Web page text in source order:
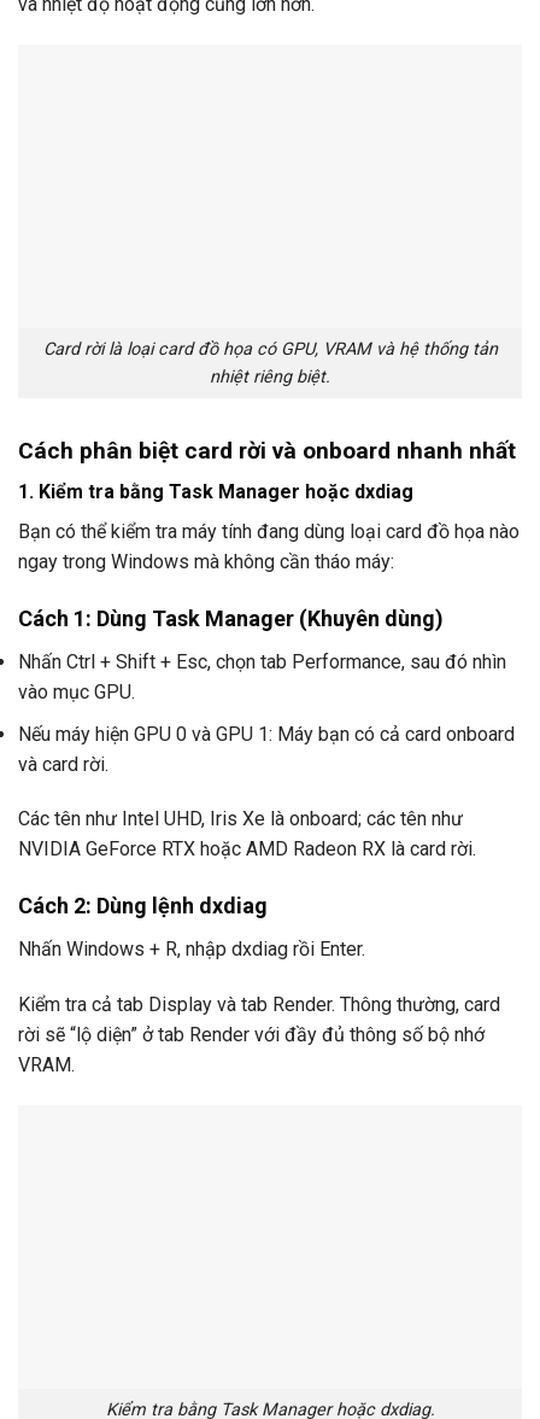
Card rời là loại card đồ họa có GPU, VRAM và hệ thống tản
nhiệt riêng biệt.
Cách phân biệt card rời và onboard nhanh nhất
1. Kiểm tra bằng Task Manager hoặc dxdiag
Bạn có thể kiểm tra máy tính đang dùng loại card đồ họa nào
ngay trong Windows mà không cần tháo máy:
Cách 1: Dùng Task Manager (Khuyên dùng)
Nhấn Ctrl + Shift + Esc, chọn tab Performance, sau đó nhìn
vào mục GPU.
Nếu máy hiện GPU 0 và GPU 1: Máy bạn có cả card onboard
và card rời.
Các tên như Intel UHD, Iris Xe là onboard; các tên như
NVIDIA GeForce RTX hoặc AMD Radeon RX là card rời.
Cách 2: Dùng lệnh dxdiag
Nhấn Windows + R, nhập dxdiag rồi Enter.
Kiểm tra cả tab Display và tab Render. Thông thường, card
rời sẽ “lộ diện” ở tab Render với đầy đủ thông số bộ nhớ
VRAM.
Kiểm tra bằng Task Manager hoặc dxdiag.